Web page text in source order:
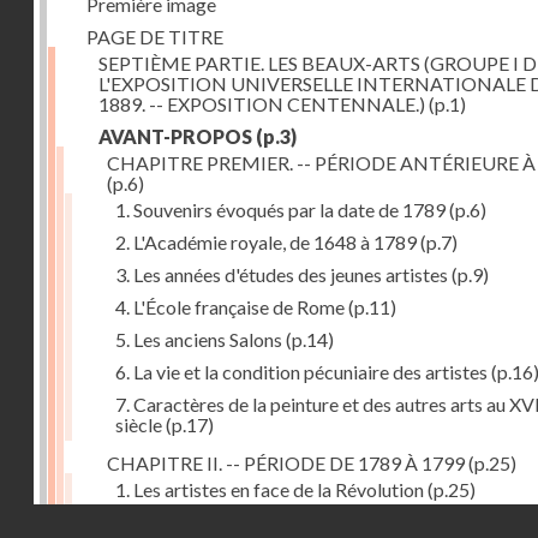
PAGE DE TITRE
SEPTIÈME PARTIE. LES BEAUX-ARTS (GROUPE I
L'EXPOSITION UNIVERSELLE INTERNATIONALE
1889. -- EXPOSITION CENTENNALE.) (p.1)
AVANT-PROPOS (p.3)
CHAPITRE PREMIER. -- PÉRIODE ANTÉRIEURE
(p.6)
1. Souvenirs évoqués par la date de 1789(p.6)
2. L'Académie royale, de 1648 à 1789(p.7)
3. Les années d'études des jeunes artistes (p.9)
4. L'École française de Rome(p.11)
5. Les anciens Salons (p.14)
6. La vie et la condition pécuniaire des artistes (p.16)
7. Caractères de la peinture et des autres arts au
siècle(p.17)
CHAPITRE II. -- PÉRIODE DE 1789 À 1799(p.25)
1. Les artistes en face de la Révolution(p.25)